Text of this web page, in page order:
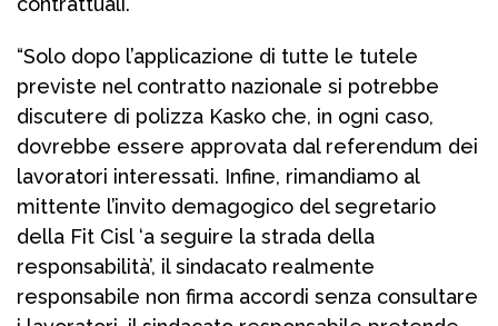
“Solo dopo l’applicazione di tutte le tutele
previste nel contratto nazionale si potrebbe
discutere di polizza Kasko che, in ogni caso,
dovrebbe essere approvata dal referendum dei
lavoratori interessati. Infine, rimandiamo al
mittente l’invito demagogico del segretario
della Fit Cisl ‘a seguire la strada della
responsabilità’, il sindacato realmente
responsabile non firma accordi senza consultare